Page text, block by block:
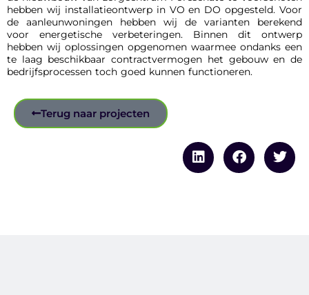
hebben wij installatieontwerp in VO en DO opgesteld. Voor
de aanleunwoningen hebben wij de varianten berekend
voor energetische verbeteringen. Binnen dit ontwerp
hebben wij oplossingen opgenomen waarmee ondanks een
te laag beschikbaar contractvermogen het gebouw en de
bedrijfsprocessen toch goed kunnen functioneren.
Terug naar projecten